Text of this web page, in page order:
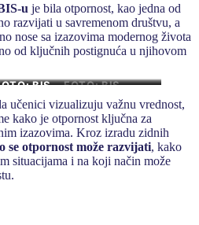
u je bila otpornost, kao jedna od
razvijati u savremenom društvu, a
nose sa izazovima modernog života
od ključnih postignuća u njihovom
FOTO: BIS
BIS
učenici vizualizuju važnu vrednost,
kako je otpornost ključna za
izazovima. Kroz izradu zidnih
se otpornost može razvijati, kako
situacijama i na koji način može